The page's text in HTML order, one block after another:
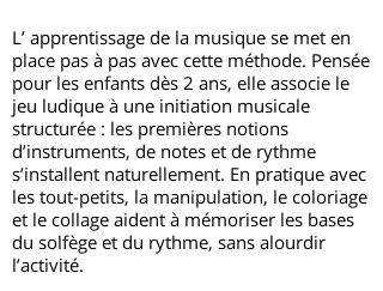
L’ apprentissage de la musique se met en
place pas à pas avec cette méthode. Pensée
pour les enfants dès 2 ans, elle associe le
jeu ludique à une initiation musicale
structurée : les premières notions
d’instruments, de notes et de rythme
s’installent naturellement. En pratique avec
les tout-petits, la manipulation, le coloriage
et le collage aident à mémoriser les bases
du solfège et du rythme, sans alourdir
l’activité.